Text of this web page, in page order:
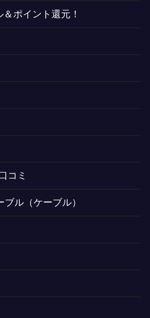
ポイント還元！
コミ
ル（ケーブル）